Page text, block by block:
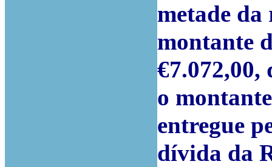
metade da
montante
o
entregue
dívida da